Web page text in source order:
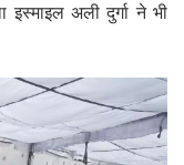
अली दुर्गा ने भी